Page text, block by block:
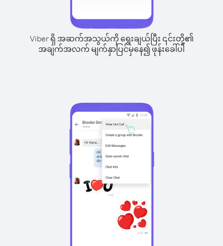
Viber ရှိ အဆက်အသွယ်ကို ရွေးချယ်ပြီး ၎င်းတို့၏
အချက်အလက် မျက်နှာပြင်မှနေ၍ ဖုန်းခေါ်ပါ